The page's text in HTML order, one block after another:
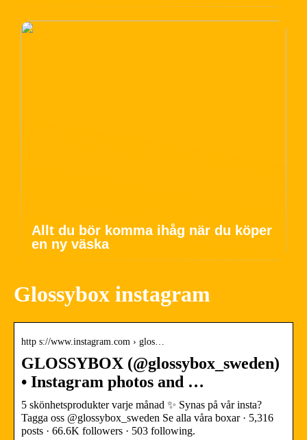
Allt du bör komma ihåg när du köper
en ny väska
Glossybox instagram
http s://www.instagram.com › glos…
GLOSSYBOX (@glossybox_sweden)
• Instagram photos and …
5 skönhetsprodukter varje månad ✨ Synas på vår insta?
Tagga oss @glossybox_sweden Se alla våra boxar · 5,316
posts · 66.6K followers · 503 following.